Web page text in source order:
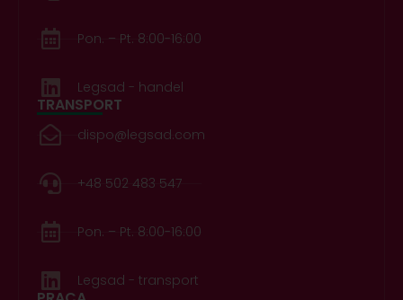
Pon. – Pt. 8:00-16:00
Legsad - handel
TRANSPORT
dispo@legsad.com
+48 502 483 547
Pon. – Pt. 8:00-16:00
Legsad - transport